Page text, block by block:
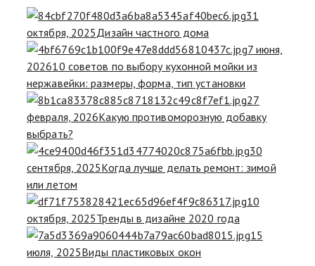
31
октября, 2025 Дизайн частного дома
7 июня,
202610 советов по выбору кухонной мойки из
нержавейки: размеры, форма, тип установки
27
февраля, 2026Какую противоморозную добавку
выбрать?
30
сентября, 2025Когда лучше делать ремонт: зимой
или летом
10
октября, 2025Тренды в дизайне 2020 года
15
июля, 2025Виды пластиковых окон